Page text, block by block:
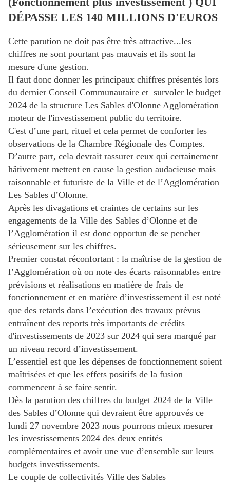
DÉPASSE LES 140 MILLIONS D'EUROS
Cette parution ne doit pas être très attractive...les
chiffres ne sont pourtant pas mauvais et ils sont la
mesure d'une gestion.
Il faut donc donner les principaux chiffres présentés lors
du dernier Conseil Communautaire et survoler le budget
2024 de la structure Les Sables d'Olonne Agglomération
moteur de l'investissement public du territoire.
C'est d’une part, rituel et cela permet de conforter les
observations de la Chambre Régionale des Comptes.
D’autre part, cela devrait rassurer ceux qui certainement
hâtivement mettent en cause la gestion audacieuse mais
raisonnable et futuriste de la Ville et de l’Agglomération
Les Sables d’Olonne.
Après les divagations et craintes de certains sur les
engagements de la Ville des Sables d’Olonne et de
l’Agglomération il est donc opportun de se pencher
sérieusement sur les chiffres.
Premier constat réconfortant : la maîtrise de la gestion de
l’Agglomération où on note des écarts raisonnables entre
prévisions et réalisations en matière de frais de
fonctionnement et en matière d’investissement il est noté
que des retards dans l’exécution des travaux prévus
entraînent des reports très importants de crédits
d'investissements de 2023 sur 2024 qui sera marqué par
un niveau record d’investissement.
L’essentiel est que les dépenses de fonctionnement soient
maîtrisées et que les effets positifs de la fusion
commencent à se faire sentir.
Dès la parution des chiffres du budget 2024 de la Ville
des Sables d’Olonne qui devraient être approuvés ce
lundi 27 novembre 2023 nous pourrons mieux mesurer
les investissements 2024 des deux entités
complémentaires et avoir une vue d’ensemble sur leurs
budgets investissements.
Le couple de collectivités Ville des Sables